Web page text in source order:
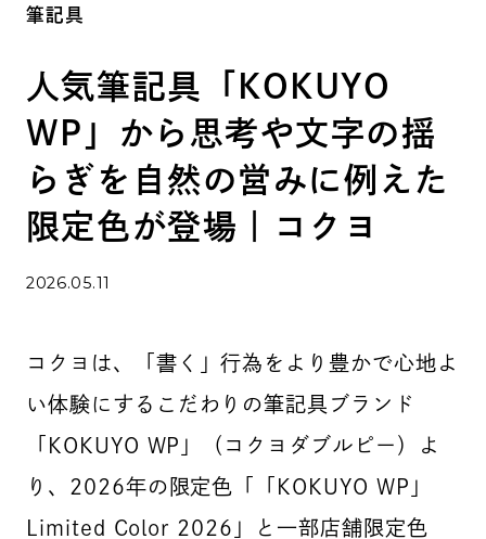
筆記具
人気筆記具「KOKUYO
WP」から思考や文字の揺
らぎを自然の営みに例えた
限定色が登場｜コクヨ
2026.05.11
コクヨは、「書く」行為をより豊かで心地よ
い体験にするこだわりの筆記具ブランド
「KOKUYO WP」（コクヨダブルピー）よ
り、2026年の限定色「「KOKUYO WP」
Limited Color 2026」と一部店舗限定色